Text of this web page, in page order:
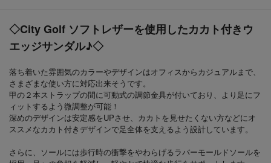
◇City Golf ソフトレザーを使用したカカト付きウ
エッジサンダル♪◇
落ち着いた雰囲気のカラーやデザインはオフィスからカジュアルまで、
さまざまな使い方に対応出来そうです。
甲の２本ストラップの間に可動式の調節金具が付いており、より足にフ
ィットするよう微調整が可能！
深めのデザインは安定感をUPさせ、カカトを見せたくない方などにオ
ススメなカカト付きデザインで足全体を支えるよう設計しています。
さらに、ソールには歩行時の衝撃をやわらげるラバーモールドソールを